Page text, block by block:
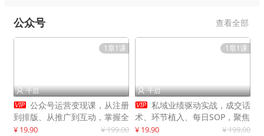
公众号 查看全部
1章1课
 千启
 公众号运营变现课，从注册
到排版、从推广到互动，掌握全
流程，开启个人品牌月入
¥ 19.90 ¥ 199.00
1章1课
 千启
 私域业绩驱动实战，成交话
术、环节植入、每日SOP，聚焦
增长，驱动营收持续突破
¥ 19.90 ¥ 199.00